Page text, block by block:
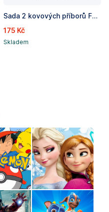
Sada 2 kovových příborů FROZEN - lžíce a vidlička
175 Kč
Skladem